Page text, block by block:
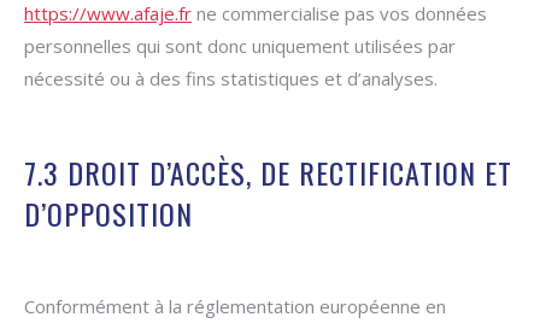
https://www.afaje.fr ne commercialise pas vos données
personnelles qui sont donc uniquement utilisées par
nécessité ou à des fins statistiques et d’analyses.
7.3 DROIT D’ACCÈS, DE RECTIFICATION ET
D’OPPOSITION
Conformément à la réglementation européenne en